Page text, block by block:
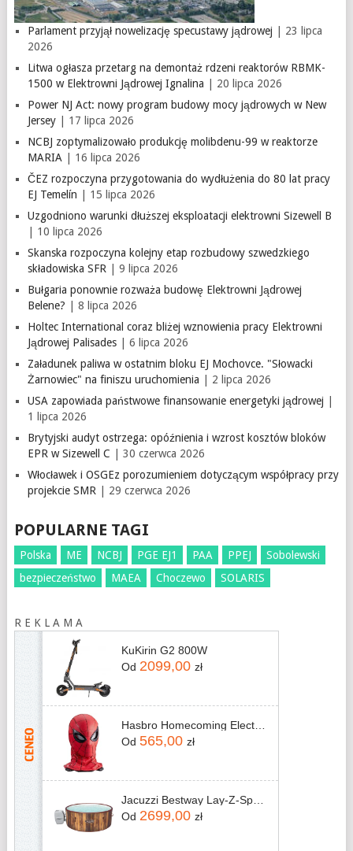
Parlament przyjął nowelizację specustawy jądrowej | 23 lipca
2026
Litwa ogłasza przetarg na demontaż rdzeni reaktorów RBMK-
1500 w Elektrowni Jądrowej Ignalina | 20 lipca 2026
Power NJ Act: nowy program budowy mocy jądrowych w New
Jersey| 17 lipca 2026
NCBJ zoptymalizowało produkcję molibdenu-99 w reaktorze
MARIA| 16 lipca 2026
ČEZ rozpoczyna przygotowania do wydłużenia do 80 lat pracy
EJ Temelín | 15 lipca 2026
Uzgodniono warunki dłuższej eksploatacji elektrowni Sizewell B
| 10 lipca 2026
Skanska rozpoczyna kolejny etap rozbudowy szwedzkiego
składowiska SFR| 9 lipca 2026
Bułgaria ponownie rozważa budowę Elektrowni Jądrowej
Belene? | 8 lipca 2026
Holtec International coraz bliżej wznowienia pracy Elektrowni
Jądrowej Palisades| 6 lipca 2026
Załadunek paliwa w ostatnim bloku EJ Mochovce. "Słowacki
Żarnowiec" na finiszu uruchomienia | 2 lipca 2026
USA zapowiada państwowe finansowanie energetyki jądrowej
1 lipca 2026
Brytyjski audyt ostrzega: opóźnienia i wzrost kosztów bloków
EPR w Sizewell C | 30 czerwca 2026
Włocławek i OSGEz porozumieniem dotyczącym współpracy przy
projekcie SMR| 29 czerwca 2026
POPULARNE TAGI
Polska ME NCBJ PGE EJ1 PAA PPEJ
Sobolewski
bezpieczeństwo
MAEA Choczewo SOLARIS
R E K L A M A
KuKirin G2 800W
Od 2099,00 zł
Hasbro Homecoming Electronic Expressive Mask Spider-Man
Od 565,00 zł
Jacuzzi Bestway Lay-Z-Spa Helsinki AirJet 60025 180x66cm
Od 2699,00 zł